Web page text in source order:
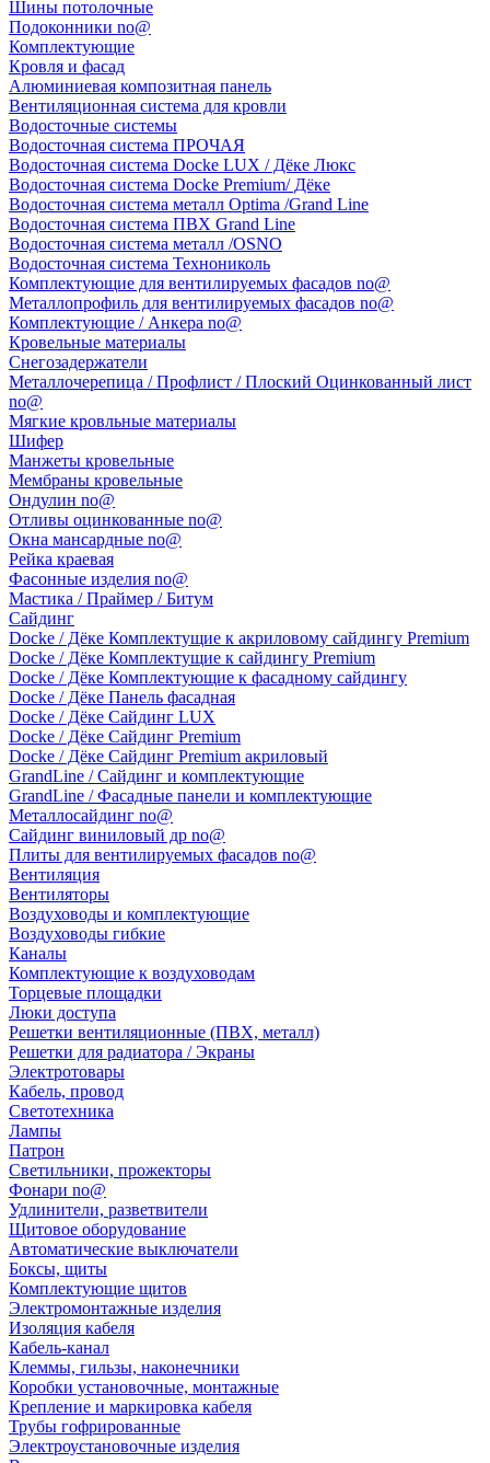
Шины потолочные
Подоконники no@
Комплектующие
Кровля и фасад
Алюминиевая композитная панель
Вентиляционная система для кровли
Водосточные системы
Водосточная система ПРОЧАЯ
Водосточная система Docke LUX / Дёке Люкс
Водосточная система Docke Premium/ Дёке
Водосточная система металл Optima /Grand Line
Водосточная система ПВХ Grand Line
Водосточная система металл /OSNO
Водосточная система Технониколь
Комплектующие для вентилируемых фасадов no@
Металлопрофиль для вентилируемых фасадов no@
Комплектующие / Анкера no@
Кровельные материалы
Снегозадержатели
Металлочерепица / Профлист / Плоский Оцинкованный лист
no@
Мягкие кровльные материалы
Шифер
Манжеты кровельные
Мембраны кровельные
Ондулин no@
Отливы оцинкованные no@
Окна мансардные no@
Рейка краевая
Фасонные изделия no@
Мастика / Праймер / Битум
Сайдинг
Docke / Дёке Комплектущие к акриловому сайдингу Premium
Docke / Дёке Комплектущие к сайдингу Premium
Docke / Дёке Комплектующие к фасадному сайдингу
Docke / Дёке Панель фасадная
Docke / Дёке Сайдинг LUX
Docke / Дёке Сайдинг Premium
Docke / Дёке Сайдинг Premium акриловый
GrandLine / Сайдинг и комплектующие
GrandLine / Фасадные панели и комплектующие
Металлосайдинг no@
Сайдинг виниловый др no@
Плиты для вентилируемых фасадов no@
Вентиляция
Вентиляторы
Воздуховоды и комплектующие
Воздуховоды гибкие
Каналы
Комплектующие к воздуховодам
Торцевые площадки
Люки доступа
Решетки вентиляционные (ПВХ, металл)
Решетки для радиатора / Экраны
Электротовары
Кабель, провод
Светотехника
Лампы
Патрон
Светильники, прожекторы
Фонари no@
Удлинители, разветвители
Щитовое оборудование
Автоматические выключатели
Боксы, щиты
Комплектующие щитов
Электромонтажные изделия
Изоляция кабеля
Кабель-канал
Клеммы, гильзы, наконечники
Коробки установочные, монтажные
Крепление и маркировка кабеля
Трубы гофрированные
Электроустановочные изделия